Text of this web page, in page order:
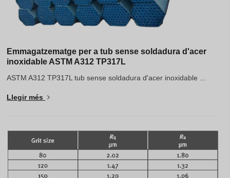
Emmagatzematge per a tub sense soldadura d'acer
inoxidable ASTM A312 TP317L
ASTM A312 TP317L tub sense soldadura d'acer inoxidable ...
Llegir més